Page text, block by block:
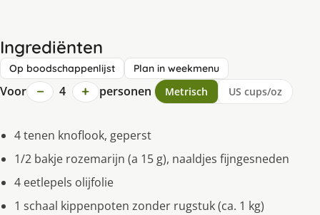
Ingrediënten
Op boodschappenlijst Plan in weekmenu
Voor − 4 + personen Metrisch US cups/oz
4 tenen knoflook, geperst
1/2 bakje rozemarijn (a 15 g), naaldjes fijngesneden
4 eetlepels olijfolie
1 schaal kippenpoten zonder rugstuk (ca. 1 kg)